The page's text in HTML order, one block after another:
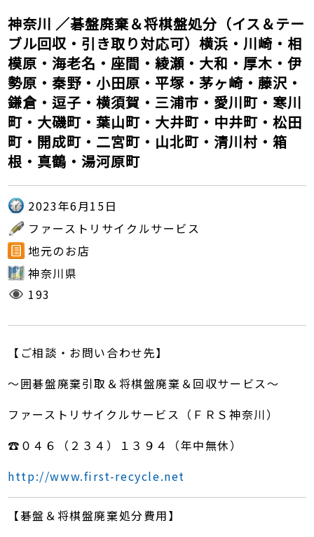
神奈川 ／碁盤廃棄＆将棋盤処分（イス＆テー
ブル回収・引き取り対応可）横浜・川崎・相
模原・海老名・座間・綾瀬・大和・厚木・伊
勢原・秦野・小田原・平塚・茅ヶ崎・藤沢・
鎌倉・逗子・横須賀・三浦市・愛川町・寒川
町・大磯町・葉山町・大井町・中井町・松田
町・開成町・二宮町・山北町・清川村・箱
根・真鶴・湯河原町
2023年6月15日
ファーストリサイクルサービス
地元のお店
神奈川県
193
【ご相談・お問い合わせ先】
～囲碁盤廃棄引取＆将棋盤廃棄＆回収サービス～
ファーストリサイクルサービス（ＦＲＳ神奈川）
☎０４６（２３４）１３９４（年中無休）
http://www.first-recycle.net
【碁盤＆将棋盤廃棄処分費用】